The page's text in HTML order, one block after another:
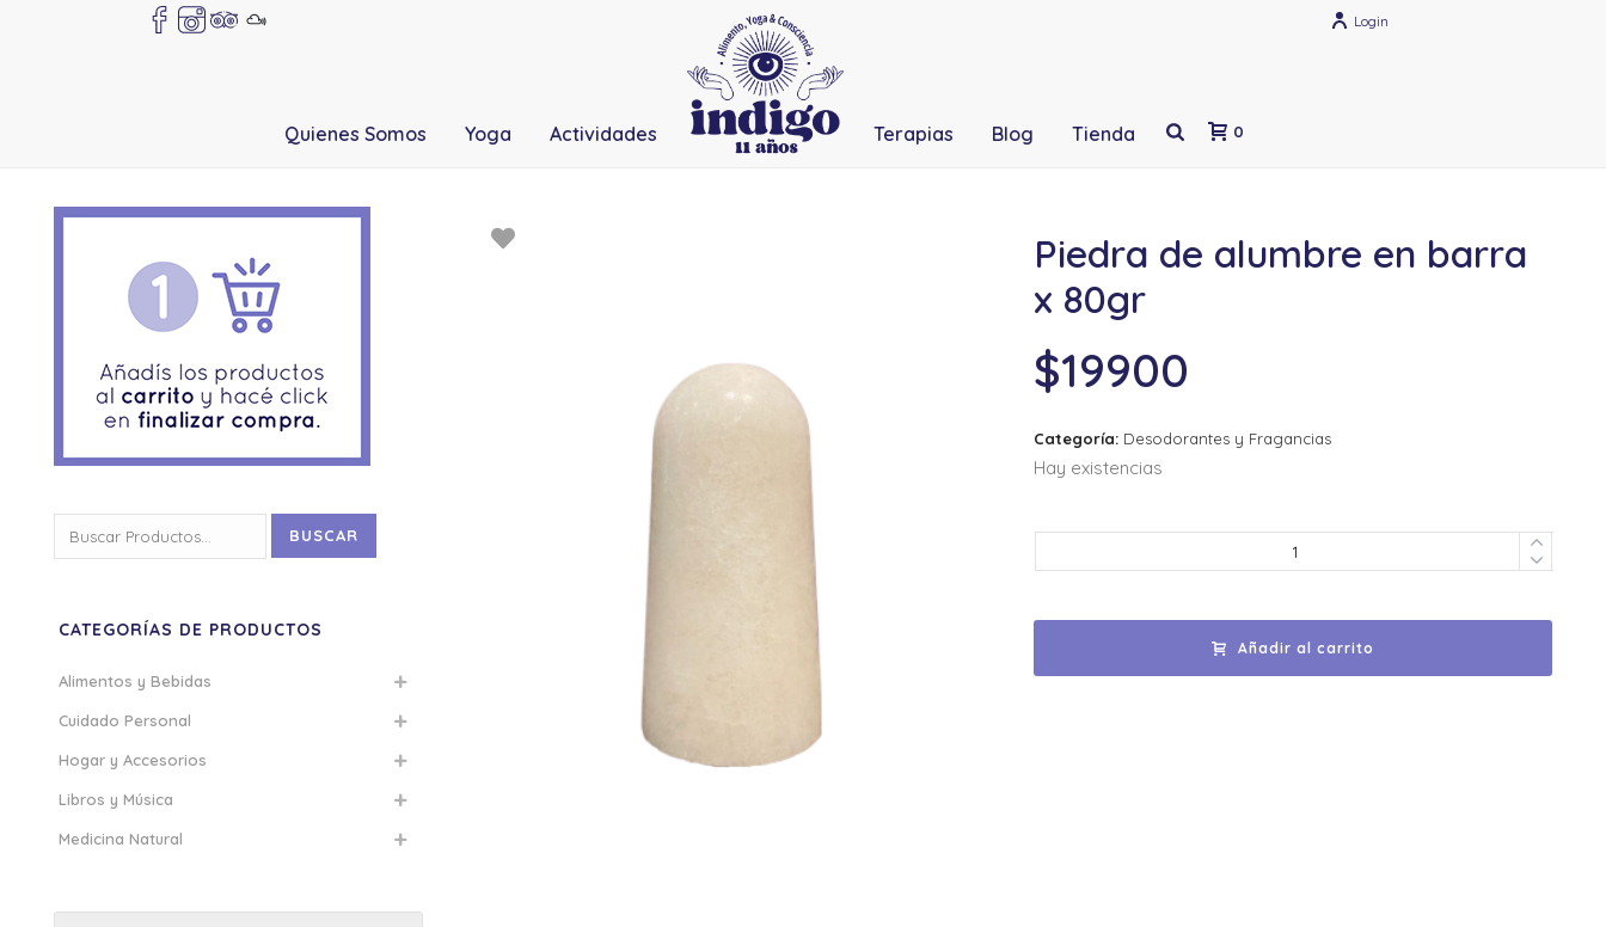
Login
Quienes Somos Yoga Actividades Terapias Blog Tienda 0
Piedra de alumbre en barra
x 80gr
$19900
Categoría: Desodorantes y Fragancias
Hay existencias
Añadir al carrito
por:
BUSCAR
CATEGORÍAS DE PRODUCTOS
Alimentos y Bebidas
Cuidado Personal
Hogar y Accesorios
Libros y Música
Medicina Natural